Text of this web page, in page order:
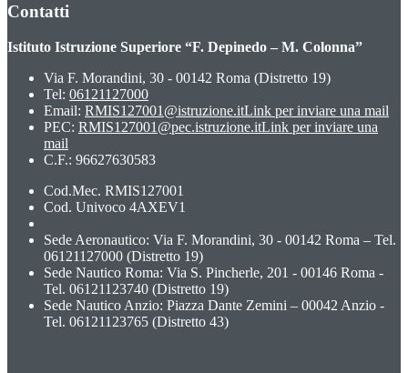
Contatti
Istituto Istruzione Superiore “F. Depinedo – M. Colonna”
Via F. Morandini, 30 - 00142 Roma (Distretto 19)
Tel: 06121127000
Email: RMIS127001@istruzione.itLink per inviare una mail
PEC: RMIS127001@pec.istruzione.itLink per inviare una
mail
C.F.: 96627630583
Cod.Mec. RMIS127001
Cod. Univoco 4AXEV1
Sede Aeronautico: Via F. Morandini, 30 - 00142 Roma – Tel.
06121127000 (Distretto 19)
Sede Nautico Roma: Via S. Pincherle, 201 - 00146 Roma -
Tel. 06121123740 (Distretto 19)
Sede Nautico Anzio: Piazza Dante Zemini – 00042 Anzio -
Tel. 06121123765 (Distretto 43)